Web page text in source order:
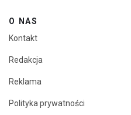
O NAS
Kontakt
Redakcja
Reklama
Polityka prywatności